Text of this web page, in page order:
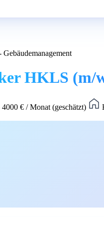
HKLS (m/
€ / Monat (geschätzt)